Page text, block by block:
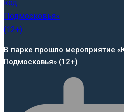
В парке прошло мероприятие
Подмосковья» (12+)